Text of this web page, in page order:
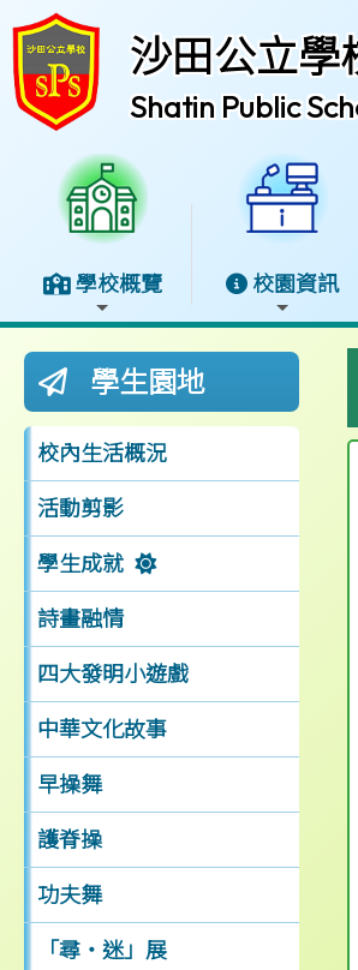
沙田公立學
Shatin Public
學校概覽 校園資訊
學生園地
校內生活概況
活動剪影
學生成就
詩畫融情
四大發明小遊戲
中華文化故事
早操舞
護脊操
功夫舞
「尋‧迷」展